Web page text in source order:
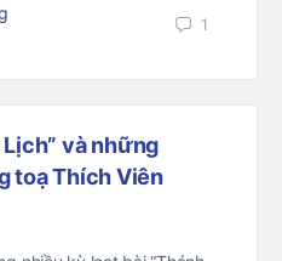
1
và những
toạ Thích Viên